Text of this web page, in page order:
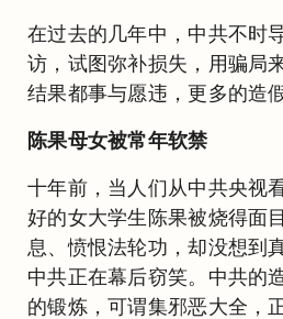
在过去的几年中，中共不时
访，试图弥补损失，用骗局
结果都事与愿违，更多的造
陈果母女被常年软禁
十年前，当人们从中共央视
好的女大学生陈果被烧得面
息、愤恨法轮功，却没想到
中共正在幕后窃笑。中共的
的锻炼，可谓集邪恶大全，